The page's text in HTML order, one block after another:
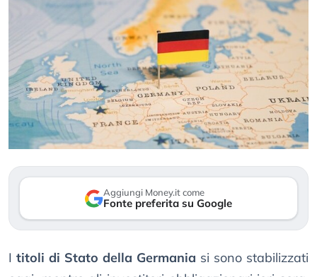
Aggiungi Money.it come
Fonte preferita su Google
I titoli di Stato della Germania si sono stabilizzati